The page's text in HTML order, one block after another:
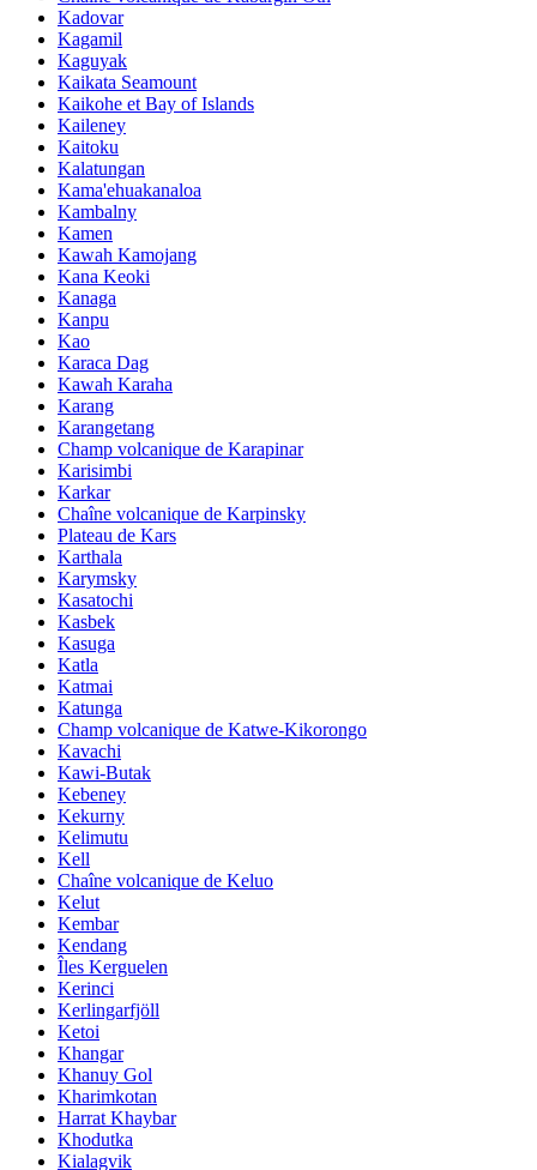
Kadovar
Kagamil
Kaguyak
Kaikata Seamount
Kaikohe et Bay of Islands
Kaileney
Kaitoku
Kalatungan
Kama'ehuakanaloa
Kambalny
Kamen
Kawah Kamojang
Kana Keoki
Kanaga
Kanpu
Kao
Karaca Dag
Kawah Karaha
Karang
Karangetang
Champ volcanique de Karapinar
Karisimbi
Karkar
Chaîne volcanique de Karpinsky
Plateau de Kars
Karthala
Karymsky
Kasatochi
Kasbek
Kasuga
Katla
Katmai
Katunga
Champ volcanique de Katwe-Kikorongo
Kavachi
Kawi-Butak
Kebeney
Kekurny
Kelimutu
Kell
Chaîne volcanique de Keluo
Kelut
Kembar
Kendang
Îles Kerguelen
Kerinci
Kerlingarfjöll
Ketoi
Khangar
Khanuy Gol
Kharimkotan
Harrat Khaybar
Khodutka
Kialagvik